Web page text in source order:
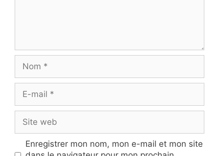
mail
web
Enregistrer mon nom, mon e-mail et mon site